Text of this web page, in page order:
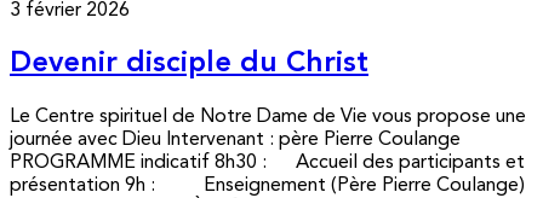
3 février 2026
Devenir disciple du Christ
Le Centre spirituel de Notre Dame de Vie vous propose une
journée avec Dieu Intervenant : père Pierre Coulange
PROGRAMME indicatif 8h30 : Accueil des participants et
présentation 9h : Enseignement (Père Pierre Coulange)